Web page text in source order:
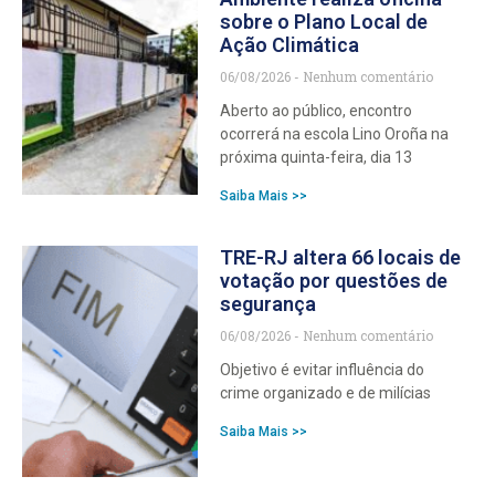
sobre o Plano Local de
Ação Climática
06/08/2026
Nenhum comentário
Aberto ao público, encontro
ocorrerá na escola Lino Oroña na
próxima quinta-feira, dia 13
Saiba Mais >>
TRE-RJ altera 66 locais de
votação por questões de
segurança
06/08/2026
Nenhum comentário
Objetivo é evitar influência do
crime organizado e de milícias
Saiba Mais >>